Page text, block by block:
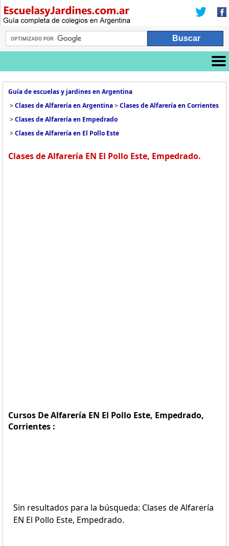
Guía de escuelas y jardines en Argentina
>Clases de Alfarería en Argentina>Clases de Alfarería en Corrientes
>Clases de Alfarería en Empedrado
>Clases de Alfarería en El Pollo Este
Clases de Alfarería EN El Pollo Este, Empedrado.
Cursos De Alfarería EN El Pollo Este, Empedrado,
Corrientes :
Sin resultados para la búsqueda: Clases de Alfarería
EN El Pollo Este, Empedrado.